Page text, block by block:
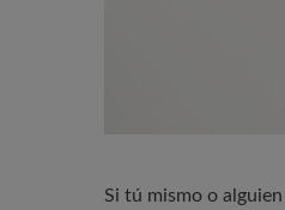
Si tú mismo o